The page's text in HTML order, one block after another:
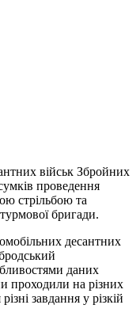
військ Збройних
проведення
стрільбою та
бригади.
десантних
даних
проходили на різних
завдання у різкій